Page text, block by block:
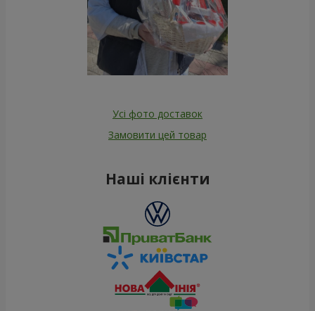
Усі фото доставок
Замовити цей товар
Наші клієнти